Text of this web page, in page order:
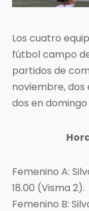
Los cuatro
fútbol campo
partidos de
noviembre,
dos en domingo
Femenino A:
18.00 (Visma 2).
Femenino B: